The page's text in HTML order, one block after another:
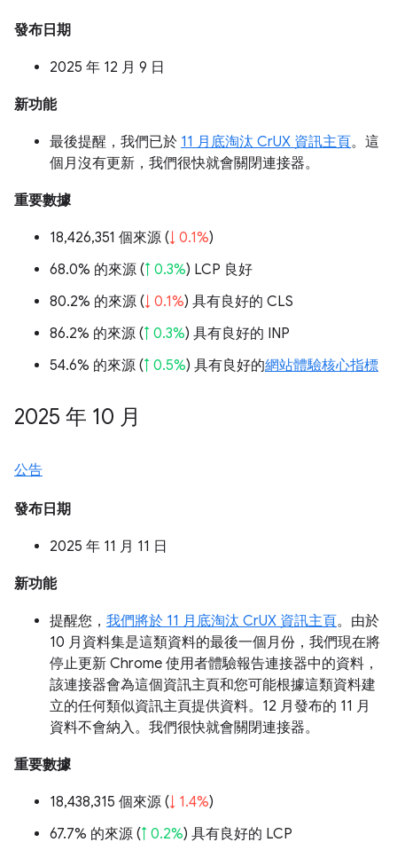
發布日期
2025 年 12 月 9 日
新功能
最後提醒，我們已於 11 月底淘汰 CrUX 資訊主頁。這
個月沒有更新，我們很快就會關閉連接器。
重要數據
18,426,351 個來源 (↓ 0.1%)
68.0% 的來源 (↑ 0.3%) LCP 良好
80.2% 的來源 (↓ 0.1%) 具有良好的 CLS
86.2% 的來源 (↑ 0.3%) 具有良好的 INP
54.6% 的來源 (↑ 0.5%) 具有良好的網站體驗核心指標
2025 年 10 月
公告
發布日期
2025 年 11 月 11 日
新功能
提醒您， 我們將於 11 月底淘汰 CrUX 資訊主頁。由於
10 月資料集是這類資料的最後一個月份，我們現在將
停止更新 Chrome 使用者體驗報告連接器中的資料，
該連接器會為這個資訊主頁和您可能根據這類資料建
立的任何類似資訊主頁提供資料。12 月發布的 11 月
資料不會納入。我們很快就會關閉連接器。
重要數據
18,438,315 個來源 (↓ 1.4%)
67.7% 的來源 (↑ 0.2%) 具有良好的 LCP